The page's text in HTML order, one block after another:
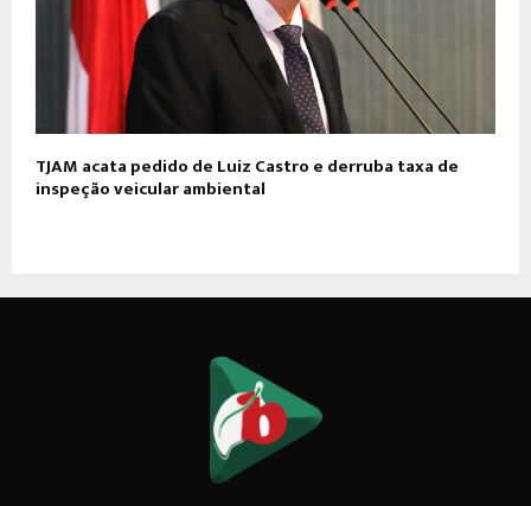
TJAM acata pedido de Luiz Castro e derruba taxa de
inspeção veicular ambiental